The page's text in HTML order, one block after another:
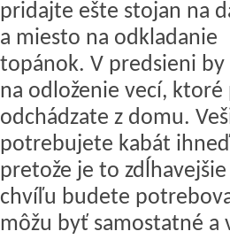
pridajte ešte stojan na
a miesto na odkladanie
topánok. V predsieni
na odloženie vecí,
odchádzate z domu.
potrebujete kabát
pretože je to
chvíľu budete
môžu byť samostatné a